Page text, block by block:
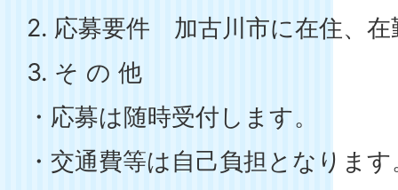
2. 応募要件 加古川市に在住、在
3. そ の 他
・応募は随時受付します。
・交通費等は自己負担となります